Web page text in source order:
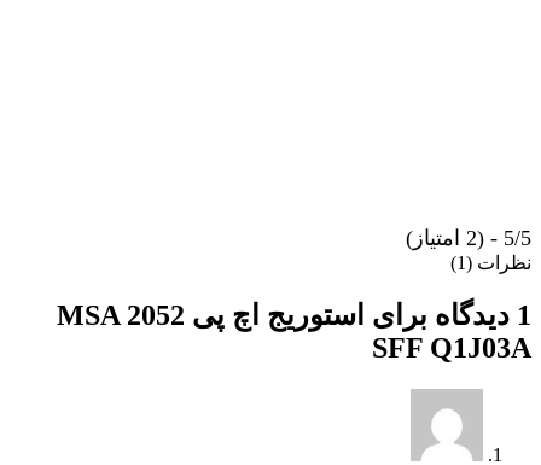
5/5 - (2 امتیاز)
نظرات (1)
1 دیدگاه برای
استوریج اچ پی MSA 2052
SFF Q1J03A